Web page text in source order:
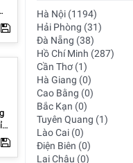
Hà Nội (1194)
Hải Phòng (31)
Đà Nẵng (38)
Hồ Chí Minh (287)
Cần Thơ (1)
Hà Giang (0)
Cao Bằng (0)
Bắc Kạn (0)
Tuyên Quang (1)
Lào Cai (0)
Điện Biên (0)
Lai Châu (0)